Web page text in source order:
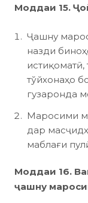
Моддаи 15.
Ҷашну
назди
тўйхонаҳо
гузаронда
Маросими
дар
маблағи
Моддаи 16.
ҷашну